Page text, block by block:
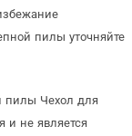
пилы уточняйте
пилы Чехол для
и не является